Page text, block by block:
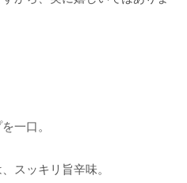
一口。
スッキリ旨辛味。